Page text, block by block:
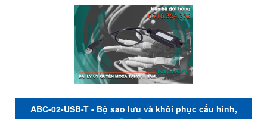
ABC-02-USB-T - Bộ sao lưu và khôi phục cấu hình,